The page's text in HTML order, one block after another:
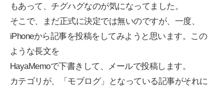
もあって、チグハグなのが気になってました。
そこで、まだ正式に決定では無いのですが、一度、
iPhoneから記事を投稿をしてみようと思います。この
ような長文を
HayaMemoで下書きして、メールで投稿します。
カテゴリが、「モブログ」となっている記事がそれに